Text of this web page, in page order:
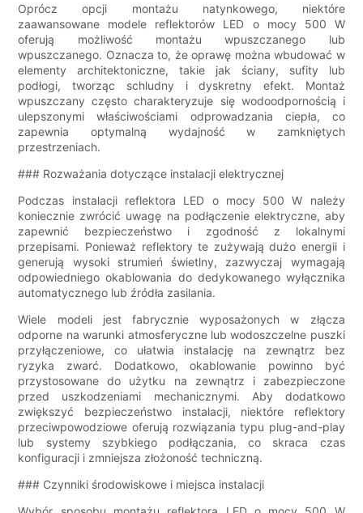
Oprócz opcji montażu natynkowego, niektóre
zaawansowane modele reflektorów LED o mocy 500 W
oferują możliwość montażu wpuszczanego lub
wpuszczanego. Oznacza to, że oprawę można wbudować w
elementy architektoniczne, takie jak ściany, sufity lub
podłogi, tworząc schludny i dyskretny efekt. Montaż
wpuszczany często charakteryzuje się wodoodpornością i
ulepszonymi właściwościami odprowadzania ciepła, co
zapewnia optymalną wydajność w zamkniętych
przestrzeniach.
### Rozważania dotyczące instalacji elektrycznej
Podczas instalacji reflektora LED o mocy 500 W należy
koniecznie zwrócić uwagę na podłączenie elektryczne, aby
zapewnić bezpieczeństwo i zgodność z lokalnymi
przepisami. Ponieważ reflektory te zużywają dużo energii i
generują wysoki strumień świetlny, zazwyczaj wymagają
odpowiedniego okablowania do dedykowanego wyłącznika
automatycznego lub źródła zasilania.
Wiele modeli jest fabrycznie wyposażonych w złącza
odporne na warunki atmosferyczne lub wodoszczelne puszki
przyłączeniowe, co ułatwia instalację na zewnątrz bez
ryzyka zwarć. Dodatkowo, okablowanie powinno być
przystosowane do użytku na zewnątrz i zabezpieczone
przed uszkodzeniami mechanicznymi. Aby dodatkowo
zwiększyć bezpieczeństwo instalacji, niektóre reflektory
przeciwpowodziowe oferują rozwiązania typu plug-and-play
lub systemy szybkiego podłączania, co skraca czas
konfiguracji i zmniejsza złożoność techniczną.
### Czynniki środowiskowe i miejsca instalacji